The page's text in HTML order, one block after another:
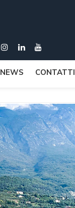
NEWS CONTATTI